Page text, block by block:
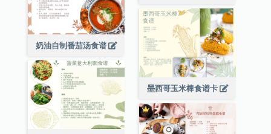
奶油自制番茄汤食谱
墨西哥玉米棒食谱卡